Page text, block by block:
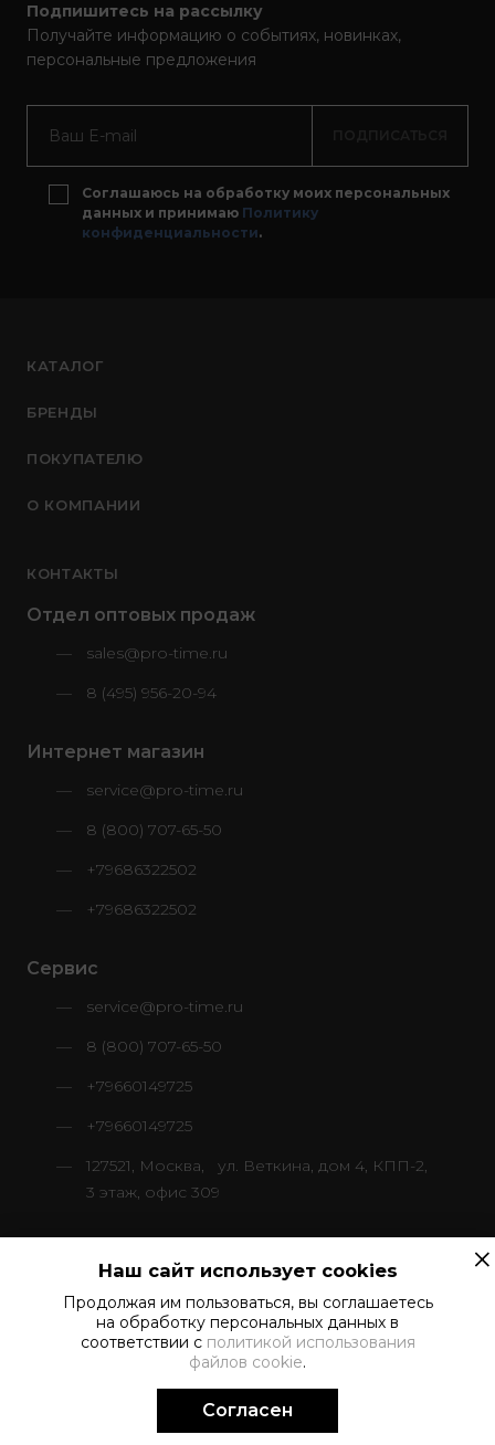
Подпишитесь на рассылку
Получайте информацию о событиях, новинках,
персональные предложения
Соглашаюсь на обработку моих персональных
данных и принимаю Политику
конфиденциальности.
КАТАЛОГ
БРЕНДЫ
ПОКУПАТЕЛЮ
О КОМПАНИИ
КОНТАКТЫ
Отдел оптовых продаж
sales@pro-time.ru
8 (495) 956-20-94
Интернет магазин
service@pro-time.ru
8 (800) 707-65-50
+79686322502
+79686322502
Сервис
service@pro-time.ru
8 (800) 707-65-50
+79660149725
+79660149725
127521, Москва, ул. Веткина, дом 4, КПП-2,
3 этаж, офис 309
© 2024–2026 ООО «ПроТайм Сервис»
Все права защищены
Политика в отношении обработки персональных данных
Поддержка.рф
×
Наш сайт использует cookies
Продолжая им пользоваться, вы соглашаетесь
на обработку персональных данных в
соответствии с политикой использования
файлов cookie.
Согласен